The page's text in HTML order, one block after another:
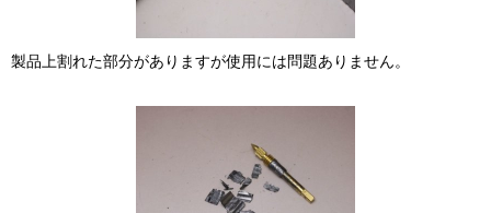
製品上割れた部分がありますが使用には問題ありません。